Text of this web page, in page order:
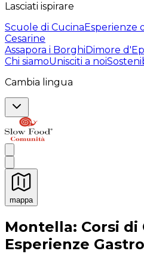
Lasciati ispirare
Scuole di CucinaEsperienze
Cesarine
Assapora i BorghiDimore
Chi siamoUnisciti a noi
Cambia lingua
mappa
Esperienze culinarie
Montella: Corsi di
Esperienze